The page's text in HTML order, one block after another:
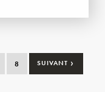
8 SUIVANT ›